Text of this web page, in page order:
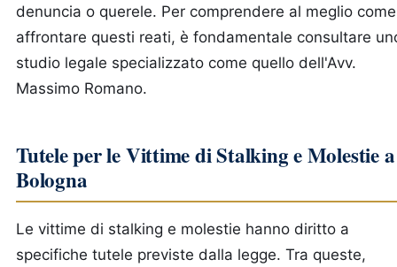
denuncia o querele. Per comprendere al meglio come
affrontare questi reati, è fondamentale consultare
studio legale specializzato come quello dell'Avv.
Massimo Romano.
Tutele per le Vittime di Stalking e Molestie a
Bologna
Le vittime di stalking e molestie hanno diritto a
specifiche tutele previste dalla legge. Tra queste,